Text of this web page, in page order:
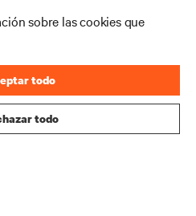
sobre las cookies que
todo
todo